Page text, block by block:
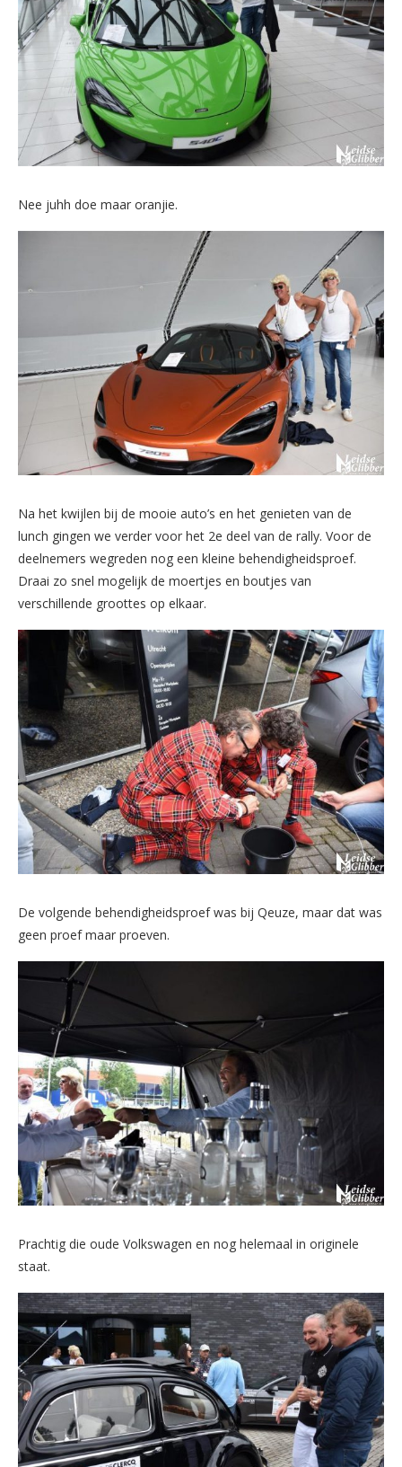
Nee juhh doe maar oranjie.
Na het kwijlen bij de mooie auto’s en het genieten van de
lunch gingen we verder voor het 2e deel van de rally. Voor de
deelnemers wegreden nog een kleine behendigheidsproef.
Draai zo snel mogelijk de moertjes en boutjes van
verschillende groottes op elkaar.
De volgende behendigheidsproef was bij Qeuze, maar dat was
geen proef maar proeven.
Prachtig die oude Volkswagen en nog helemaal in originele
staat.